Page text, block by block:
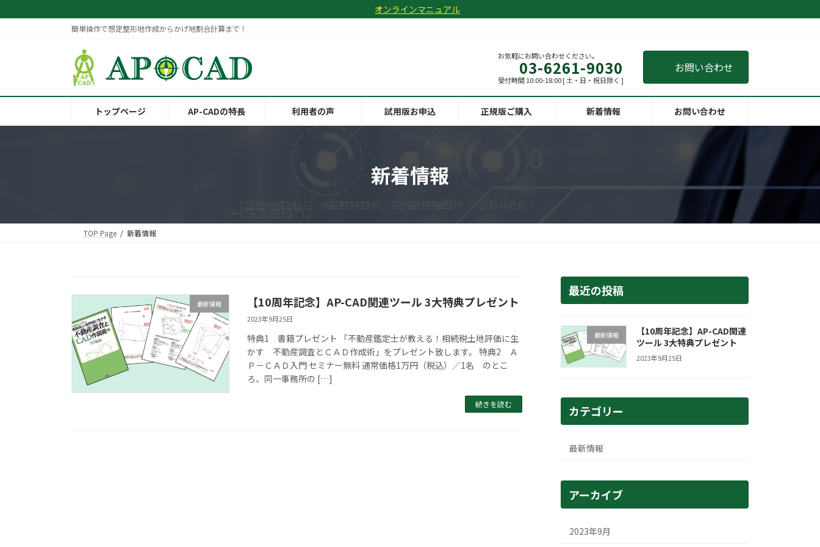
ン
ス
ッ
ビ
ン
移
オンラインマニュアル
簡単操作で想定整形地作成からかげ地割合計算まで！
お気軽にお問い合わせください。
03-6261-9030
受付時間 10:00-18:00 [ 土・日・祝日除く ]
お問い合わせ
トップページ AP-CADの特長 利用者の声 試用版お申込 正規版ご購入 新着情報 お問い合わせ
新着情報
TOP Page 新着情報
最新情報 【10周年記念】AP-CAD関連ツール 3大特典プレゼント
2023年9月25日
特典1 ​書籍プレゼント 「​不動産鑑定士が教える！相続税土地評価に生
かす 不動産調査とＣＡＤ作成術」をプレゼント致します。 特典2 Ａ
Ｐ－ＣＡＤ入門 セミナー無料 ​通常価格1万円（税込）／1名 のとこ
ろ、同一事務所の […]
続きを読む
最近の投稿
最新情報
【10周年記念】AP-CAD関連
ツール 3大特典プレゼント
2023年9月25日
カテゴリー
最新情報
アーカイブ
2023年9月